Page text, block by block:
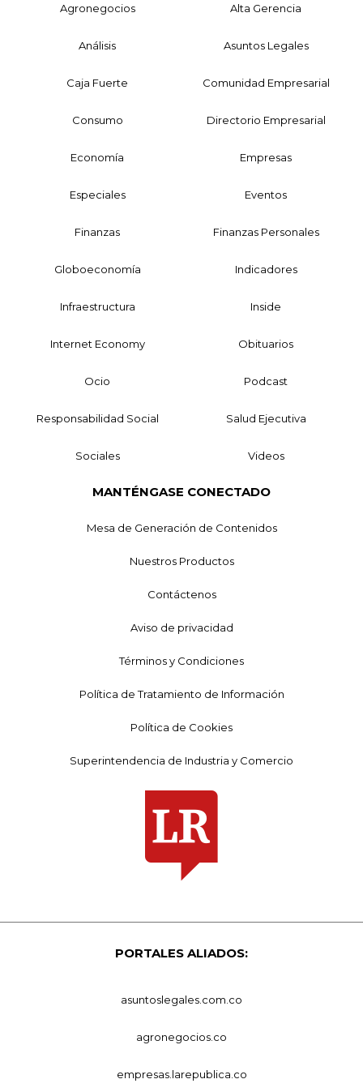
Agronegocios Alta Gerencia
Análisis Asuntos Legales
Caja Fuerte Comunidad Empresarial
Consumo Directorio Empresarial
Economía Empresas
Especiales Eventos
Finanzas Finanzas Personales
Globoeconomía Indicadores
Infraestructura Inside
Internet Economy Obituarios
Ocio Podcast
Responsabilidad Social Salud Ejecutiva
Sociales Videos
MANTÉNGASE CONECTADO
Mesa de Generación de Contenidos
Nuestros Productos
Contáctenos
Aviso de privacidad
Términos y Condiciones
Política de Tratamiento de Información
Política de Cookies
Superintendencia de Industria y Comercio
PORTALES ALIADOS:
asuntoslegales.com.co
agronegocios.co
empresas.larepublica.co